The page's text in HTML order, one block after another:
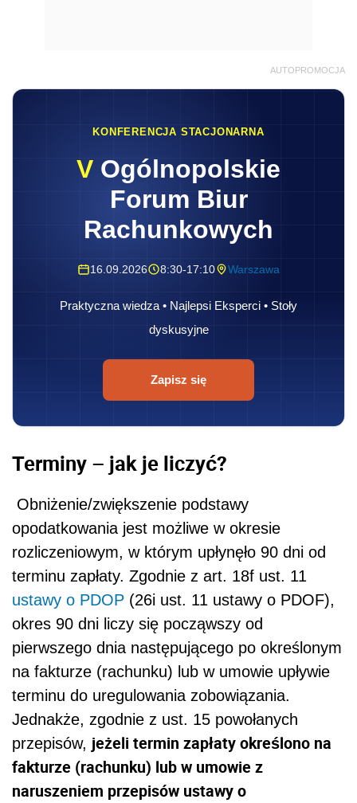
AUTOPROMOCJA
KONFERENCJA STACJONARNA
V Ogólnopolskie
Forum Biur
Rachunkowych
16.09.2026 8:30-17:10 Warszawa
Praktyczna wiedza • Najlepsi Eksperci • Stoły
dyskusyjne
Zapisz się
Terminy – jak je liczyć?
Obniżenie/zwiększenie podstawy
opodatkowania jest możliwe w okresie
rozliczeniowym, w którym upłynęło 90 dni od
terminu zapłaty. Zgodnie z art. 18f ust. 11
ustawy o PDOP (26i ust. 11 ustawy o PDOF),
okres 90 dni liczy się począwszy od
pierwszego dnia następującego po określonym
na fakturze (rachunku) lub w umowie upływie
terminu do uregulowania zobowiązania.
Jednakże, zgodnie z ust. 15 powołanych
przepisów, jeżeli termin zapłaty określono na
fakturze (rachunku) lub w umowie z
naruszeniem przepisów ustawy o